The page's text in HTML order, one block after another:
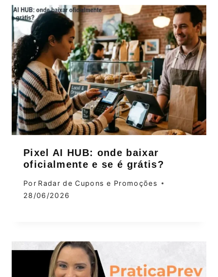
Pixel AI HUB: onde baixar
oficialmente e se é grátis?
Por Radar de Cupons e Promoções
28/06/2026